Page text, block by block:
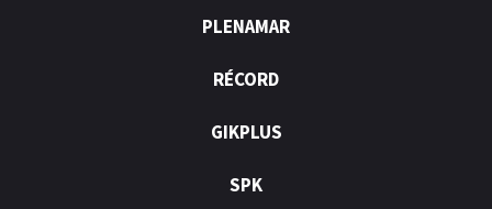
PLENAMAR
RÉCORD
GIKPLUS
SPK